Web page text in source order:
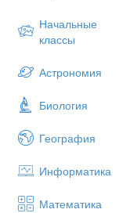
Начальные
классы
Астрономия
Биология
География
Информатика
Математика